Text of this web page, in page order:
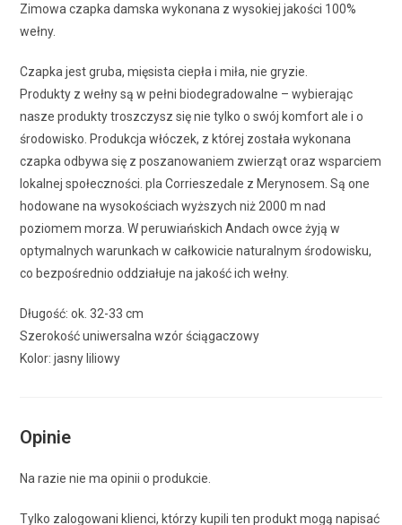
Zimowa czapka damska wykonana z wysokiej jakości 100%
wełny.
Czapka jest gruba, mięsista ciepła i miła, nie gryzie.
Produkty z wełny są w pełni biodegradowalne – wybierając
nasze produkty troszczysz się nie tylko o swój komfort ale i o
środowisko. Produkcja włóczek, z której została wykonana
czapka odbywa się z poszanowaniem zwierząt oraz wsparciem
lokalnej społeczności. pla Corrieszedale z Merynosem. Są one
hodowane na wysokościach wyższych niż 2000 m nad
poziomem morza. W peruwiańskich Andach owce żyją w
optymalnych warunkach w całkowicie naturalnym środowisku,
co bezpośrednio oddziałuje na jakość ich wełny.
Długość: ok. 32-33 cm
Szerokość uniwersalna wzór ściągaczowy
Kolor: jasny liliowy
Opinie
Na razie nie ma opinii o produkcie.
Tylko zalogowani klienci, którzy kupili ten produkt mogą napisać